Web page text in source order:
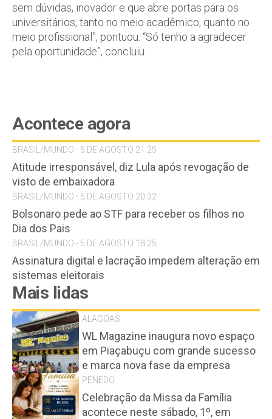
sem dúvidas, inovador e que abre portas para os
universitários, tanto no meio acadêmico, quanto no
meio profissional”, pontuou. “Só tenho a agradecer
pela oportunidade”, concluiu.
Acontece agora
BRASIL/MUNDO - 5 DE AGOSTO 21:25
Atitude irresponsável, diz Lula após revogação de
visto de embaixadora
BRASIL/MUNDO - 5 DE AGOSTO 20:32
Bolsonaro pede ao STF para receber os filhos no
Dia dos Pais
BRASIL/MUNDO - 5 DE AGOSTO 18:25
Assinatura digital e lacração impedem alteração em
sistemas eleitorais
Mais lidas
ALAGOAS
WL Magazine inaugura novo espaço
em Piaçabuçu com grande sucesso
e marca nova fase da empresa
PENEDO
Celebração da Missa da Família
acontece neste sábado, 1º, em